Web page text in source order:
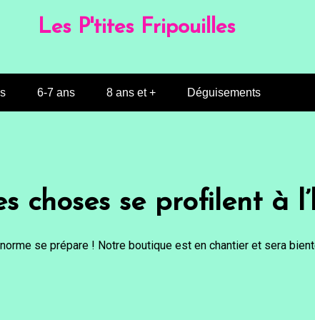
Les P'tites Fripouilles
6-7 ans 8 ans et + Déguisements
choses se profilent à
se prépare ! Notre boutique est en chantier et sera